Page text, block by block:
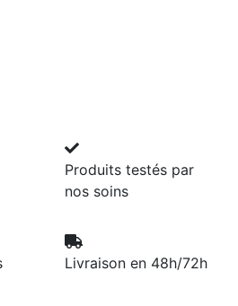
Produits testés par
nos soins
Livraison en 48h/72h